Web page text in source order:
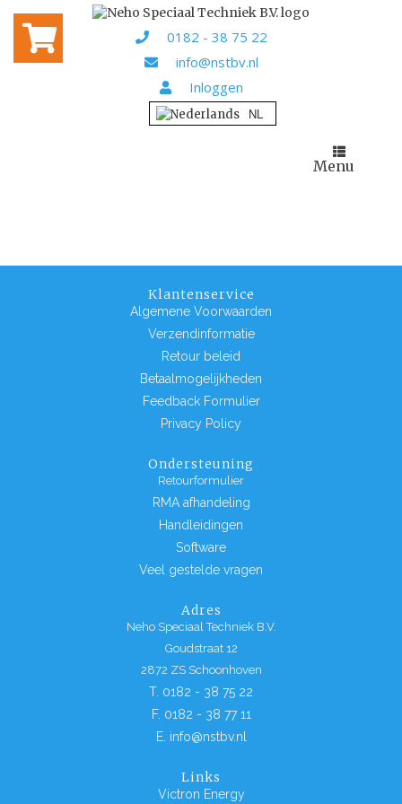
0182 - 38 75 22
info@nstbv.nl
Inloggen
Menu
Home/ Algemene voorwaarden
ALGEMENE
VOORWAARDEN
Download hier onze algemene voorwaarde als PDF
document
Klantenservice
Algemene Voorwaarden
Verzendinformatie
Retour beleid
Betaalmogelijkheden
Feedback Formulier
Privacy Policy
Ondersteuning
Retourformulier
RMA afhandeling
Handleidingen
Software
Veel gestelde vragen
Adres
Neho Speciaal Techniek B.V.
Goudstraat 12
2872 ZS Schoonhoven
T. 0182 - 38 75 22
F. 0182 - 38 77 11
E. info@nstbv.nl
Links
Victron Energy